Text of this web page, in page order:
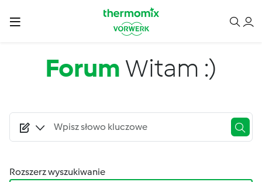
Forum Witam :)
Rozszerz wyszukiwanie